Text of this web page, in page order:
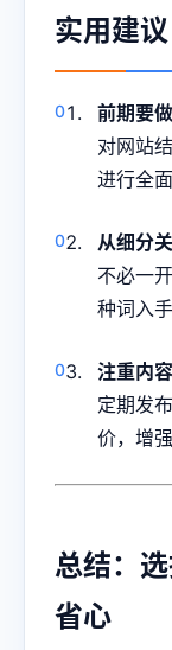
实用建议
前期要
对网站
进行全面
从细分
不必一
种词入
注重内
定期发
价，增
总结：
省心